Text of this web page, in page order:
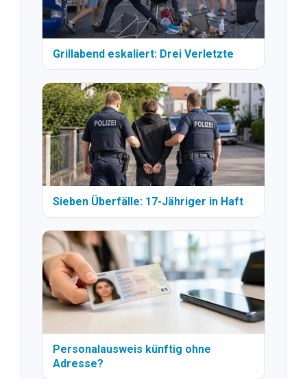
Grillabend eskaliert: Drei Verletzte
Sieben Überfälle: 17-Jähriger in Haft
Personalausweis künftig ohne
Adresse?